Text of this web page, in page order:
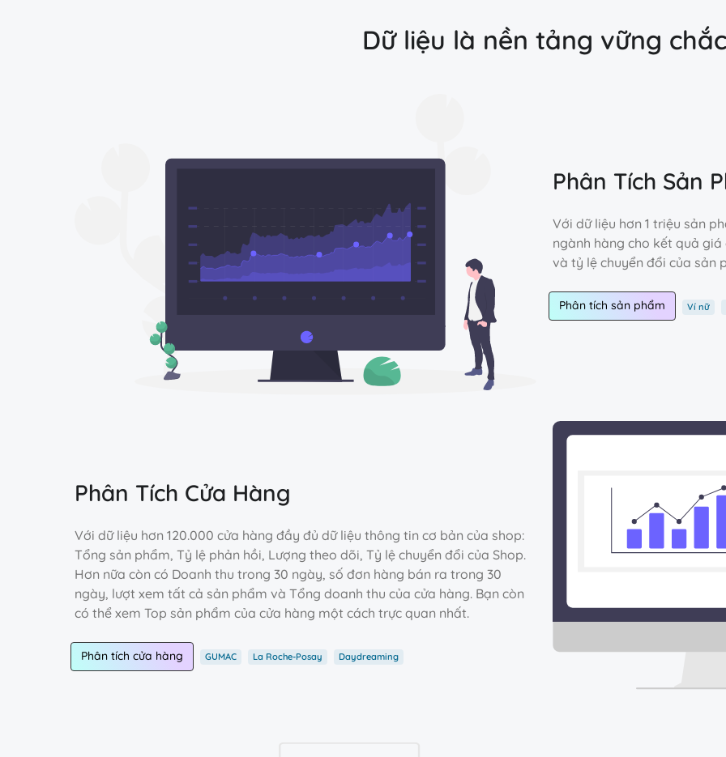
Dữ liệu là nền tảng vững chắc
Phân Tích Sản
Với dữ liệu hơn 1 triệu sản
ngành hàng cho kết quả
và tỷ lệ chuyển đổi của sản
Phân tích sản phẩm Ví nữ
Phân Tích Cửa Hàng
Với dữ liệu hơn 120.000 cửa hàng đầy đủ dữ liệu thông tin cơ bản của shop:
Tổng sản phẩm, Tỷ lệ phản hồi, Lượng theo dõi, Tỷ lệ chuyển đổi của Shop.
Hơn nữa còn có Doanh thu trong 30 ngày, số đơn hàng bán ra trong 30
ngày, lượt xem tất cả sản phẩm và Tổng doanh thu của cửa hàng. Bạn còn
có thể xem Top sản phẩm của cửa hàng một cách trực quan nhất.
Phân tích cửa hàng GUMAC La Roche-Posay Daydreaming